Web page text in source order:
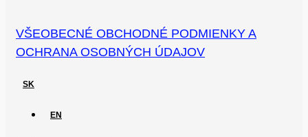
VŠEOBECNÉ OBCHODNÉ PODMIENKY A
OCHRANA OSOBNÝCH ÚDAJOV
SK
EN